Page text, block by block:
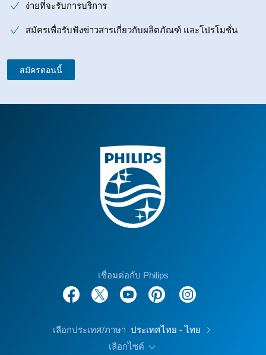
ง่ายที่จะรับการบริการ
สมัครเพื่อรับฟังข่าวสารเกี่ยวกับผลิตภัณฑ์ และโปรโมชั่น
สมัครตอนนี้
เชื่อมต่อกับ Philips
เลือกประเทศ/ภาษา ประเทศไทย - ไทย
เลือกไซต์